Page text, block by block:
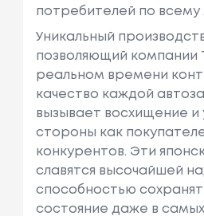
потребителей по всему
Уникальный
позволяющий компании
реальном времени
качество каждой
вызывает восхищение и
стороны как
конкурентов. Эти
славятся высочайшей
способностью
состояние даже в